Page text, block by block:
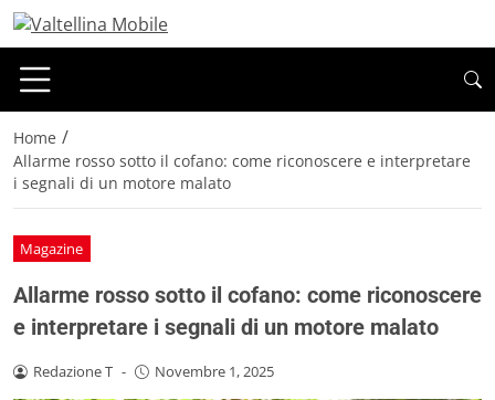
Home /
Allarme rosso sotto il cofano: come riconoscere e interpretare
i segnali di un motore malato
Magazine
Allarme rosso sotto il cofano: come riconoscere
e interpretare i segnali di un motore malato
Redazione T - Novembre 1, 2025